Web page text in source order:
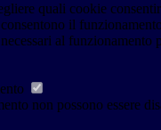
quali cookie
il
al funzionamento
non possono essere